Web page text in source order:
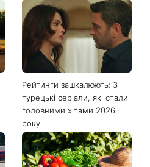
Рейтинги зашкалюють: 3
турецькі серіали, які стали
головними хітами 2026
року